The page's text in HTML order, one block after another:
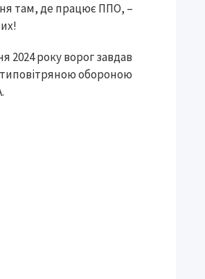
там, де працює ППО, –
2024 року ворог завдав
обороною